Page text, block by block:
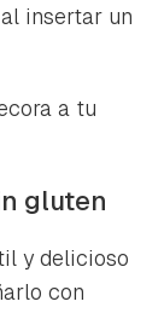
insertar un
a tu
gluten
y delicioso
con